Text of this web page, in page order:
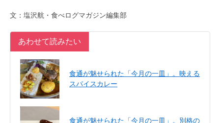
文：塩沢航・食べログマガジン編集部
あわせて読みたい
食通が魅せられた「今月の一皿」。映える
スパイスカレー
食通が魅せられた「今月の一皿」。別格の